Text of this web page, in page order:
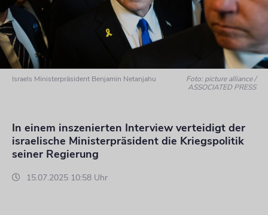
Israels Ministerpräsident Benjamin Netanjahu
Foto: picture alliance /
ASSOCIATED PRESS
In einem inszenierten Interview verteidigt der
israelische Ministerpräsident die Kriegspolitik
seiner Regierung
15.07.2025 10:58 Uhr